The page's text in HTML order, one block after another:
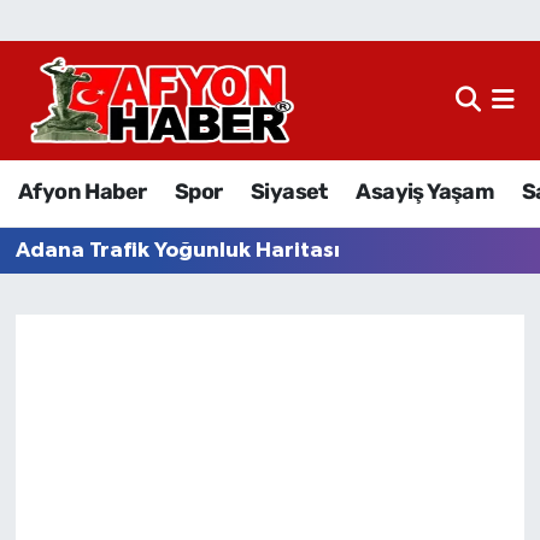
Afyon Haber Spor Siyaset Asayiş Yaşam
Adana Trafik Yoğunluk Haritası
Afyon Haber
Asayiş Yaşam